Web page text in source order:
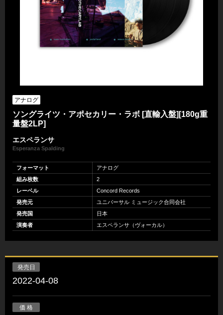
アナログ
ソングライツ・アポセカリー・ラボ [直輸入盤][180g重
量盤2LP]
エスペランサ
Esperanza Spalding
フォーマット
アナログ
組み枚数
2
レーベル
Concord Records
発売元
ユニバーサル ミュージック合同会社
発売国
日本
演奏者
エスペランサ（ヴォーカル）
発売日
2022-04-08
価 格